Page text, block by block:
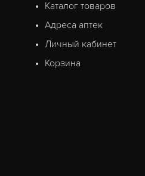
Каталог товаров
Адреса аптек
Личный кабинет
Корзина